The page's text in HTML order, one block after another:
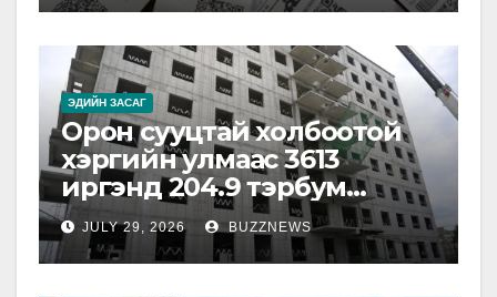
ЭДИЙН ЗАСАГ
Орон сууцтай холбоотой
хэргийн улмаас 3613
иргэнд 204.9 тэрбум
төгрөгийн хохирол
учирчээ
JULY 29, 2026 BUZZNEWS